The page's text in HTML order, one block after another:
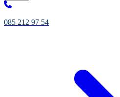
085 212 97 54